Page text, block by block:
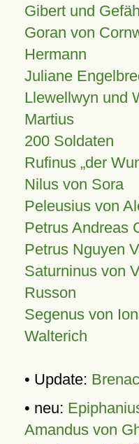
Gibert und
Goran von
Hermann
Juliane
Llewellwyn und
Martius
200 Soldaten
Rufinus „der
Nilus von Sora
Peleusius von
Petrus Andreas
Petrus Nguyen
Saturninus von
Russon
Segenus von
Walterich
• Update:
• neu:
Amandus von